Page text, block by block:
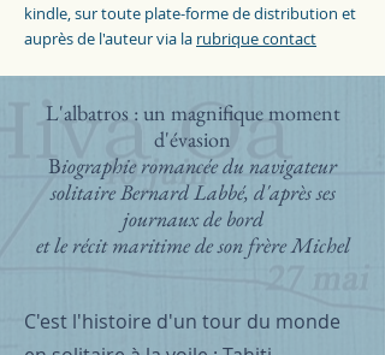
kindle, sur toute plate-forme de distribution et
auprès de l'auteur via la rubrique contact
L'albatros : un magnifique moment
d'évasion
Biographie romancée du navigateur
solitaire Bernard Labbé, d'après ses
journaux de bord
et le récit maritime de son frère Michel
C'est l'histoire d'un tour du monde